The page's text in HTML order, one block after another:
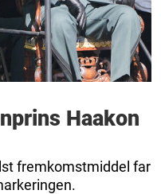
Haakon
fremkomstmiddel far